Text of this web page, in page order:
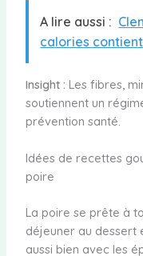
A lire aussi :
calories
Insight : Les fibres,
soutiennent un
prévention santé.
Idées de recettes
poire
La poire se prête à
déjeuner au dessert
aussi bien avec les